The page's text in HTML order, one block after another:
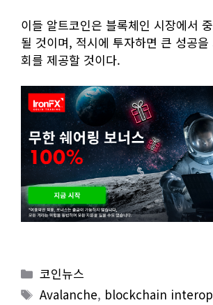
이들 알트코인은 블록체인 시장에서
될 것이며, 적시에 투자하면 큰 성공
회를 제공할 것이다.
Categories
코인뉴스
Tags
Avalanche, blockchain